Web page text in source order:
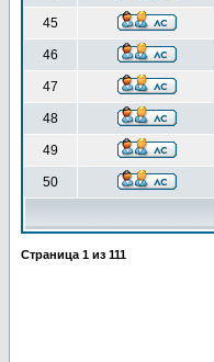
45
46
47
48
49
50
Страница 1 из 111